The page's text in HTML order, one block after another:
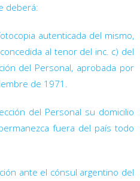
deberá:
autenticada del mismo,
al tenor del inc. c) del
del Personal, aprobada por
de 1971.
del Personal su domicilio
fuera del país todo
ante el cónsul argentino del